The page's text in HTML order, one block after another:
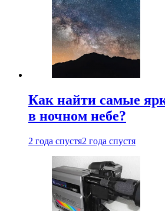
Как найти самые
в ночном небе?
2 года спустя2 года спустя